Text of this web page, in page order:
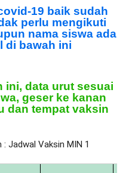
19 baik sudah
perlu mengikuti
nama siswa ada
di bawah ini
ini, data urut sesuai
geser ke kanan
dan tempat vaksin